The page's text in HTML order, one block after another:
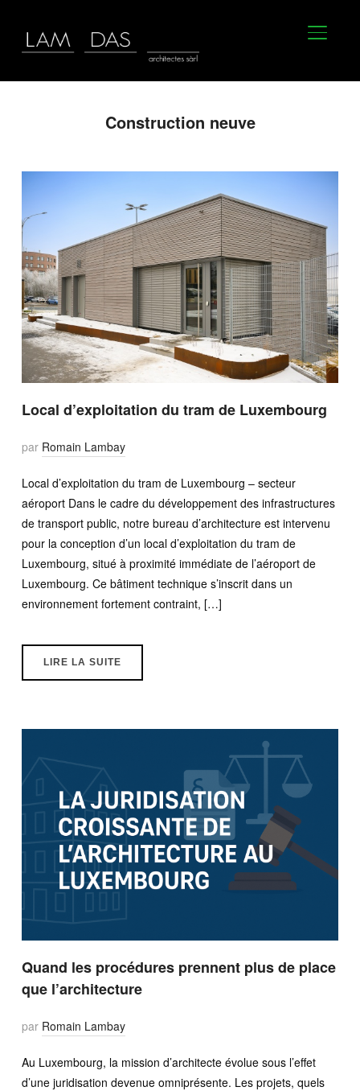
Construction neuve
Local d’exploitation du tram de Luxembourg
par Romain Lambay
Local d’exploitation du tram de Luxembourg – secteur
aéroport Dans le cadre du développement des infrastructures
de transport public, notre bureau d’architecture est intervenu
pour la conception d’un local d’exploitation du tram de
Luxembourg, situé à proximité immédiate de l’aéroport de
Luxembourg. Ce bâtiment technique s’inscrit dans un
environnement fortement contraint, […]
LIRE LA SUITE
Quand les procédures prennent plus de place
que l’architecture
par Romain Lambay
Au Luxembourg, la mission d’architecte évolue sous l’effet
d’une juridisation devenue omniprésente. Les projets, quels